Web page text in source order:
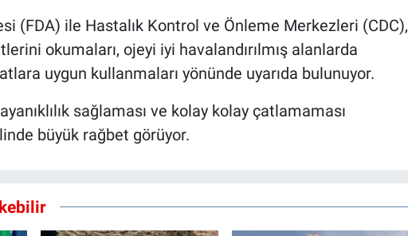
(FDA) ile Hastalık Kontrol ve Önleme Merkezleri (CDC),
okumaları, ojeyi iyi havalandırılmış alanlarda
uygun kullanmaları yönünde uyarıda bulunuyor.
sağlaması ve kolay kolay çatlamaması
büyük rağbet görüyor.